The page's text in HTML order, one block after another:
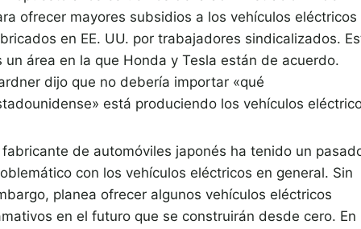
ofrecer mayores subsidios a los vehículos eléctricos
en EE. UU. por trabajadores sindicalizados.
un área en la que Honda y Tesla están de acuerdo.
dijo que no debería importar «qué
está produciendo los vehículos
fabricante de automóviles japonés ha tenido un
con los vehículos eléctricos en general. Sin
planea ofrecer algunos vehículos eléctricos
en el futuro que se construirán desde cero. En